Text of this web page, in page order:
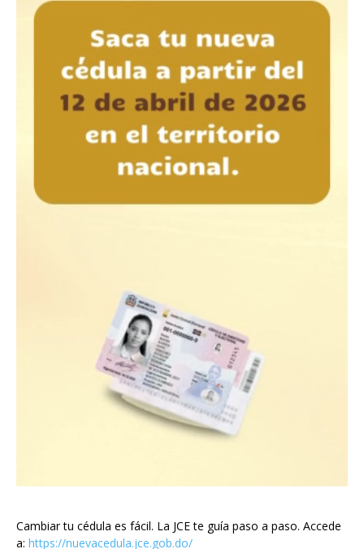
Cambiar tu cédula es fácil. La JCE te guía paso a paso. Accede
a: https://nuevacedula.jce.gob.do/